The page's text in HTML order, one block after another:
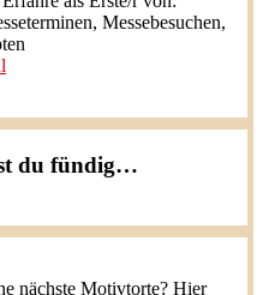
Messebesuchen,
du fündig…
nächste Motivtorte? Hier